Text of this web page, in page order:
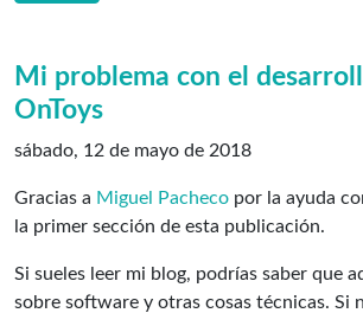
Mi problema con el
OnToys
sábado, 12 de mayo de 2018
Gracias a Miguel Pacheco por la ayuda
la primer sección de esta publicación.
Si sueles leer mi blog, podrías saber que
sobre software y otras cosas técnicas. Si